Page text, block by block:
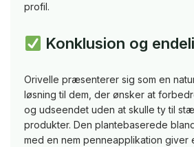
profil.
Konklusion og
Orivelle præsenterer sig som en
løsning til dem, der ønsker at
og udseendet uden at skulle ty til
produkter. Den plantebaserede
med en nem penneapplikation giver